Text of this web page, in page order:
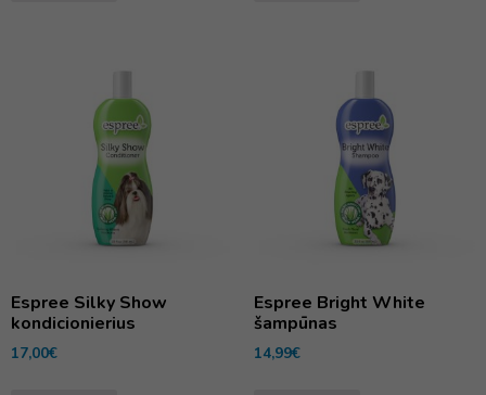
Espree Silky Show
kondicionierius
17,00€
Espree Bright White
šampūnas
14,99€